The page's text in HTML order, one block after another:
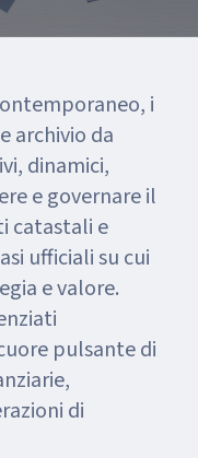
i
archivio da
dinamici,
e governare il
catastali e
ufficiali su cui
e valore.
pulsante di
di